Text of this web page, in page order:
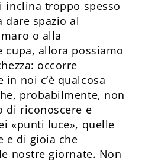
inclina troppo spesso
dare spazio al
o alla
cupa, allora possiamo
occorre
in noi c’è qualcosa
probabilmente, non
di riconoscere e
«punti luce», quelle
e di gioia che
nostre giornate. Non